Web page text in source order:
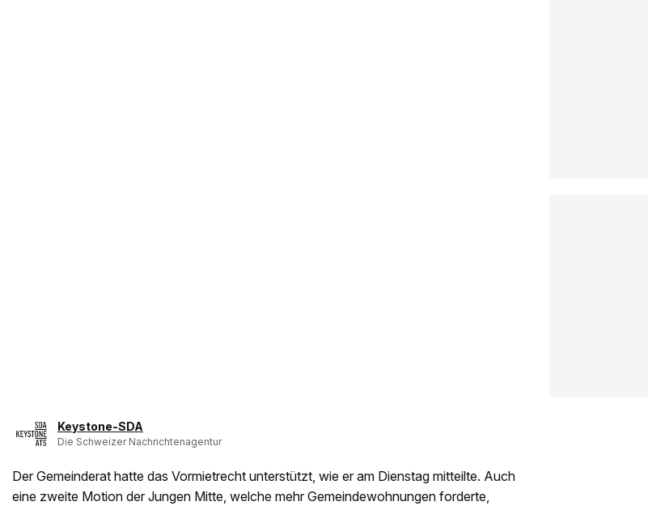
Keystone-SDA
Die Schweizer Nachrichtenagentur
Der Gemeinderat hatte das Vormietrecht unterstützt, wie er am Dienstag mitteilte. Auch
eine zweite Motion der Jungen Mitte, welche mehr Gemeindewohnungen forderte,